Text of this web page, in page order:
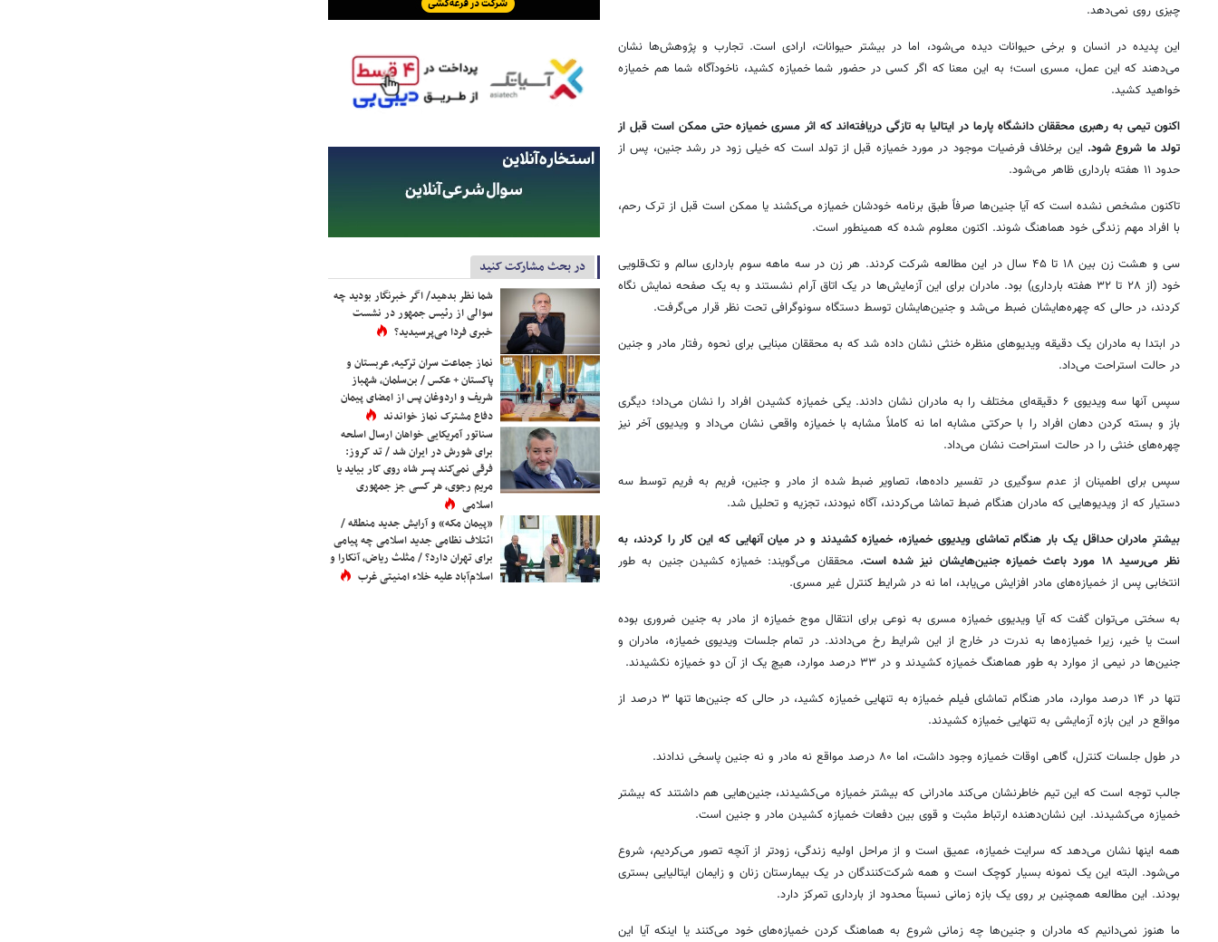
چیزی روی نمی‌دهد.
این پدیده در انسان و برخی حیوانات دیده می‌شود، اما در بیشتر حیوانات، ارادی است. تجارب و پژوهش‌ها نشان
می‌دهند که این عمل، مسری است؛ به این معنا که اگر کسی در حضور شما خمیازه کشید، ناخودآگاه شما هم خمیازه
خواهید کشید.
اکنون تیمی به رهبری محققان دانشگاه پارما در ایتالیا به تازگی دریافته‌اند که اثر مسری خمیازه حتی ممکن است قبل از
تولد ما شروع شود. این برخلاف فرضیات موجود در مورد خمیازه قبل از تولد است که خیلی زود در رشد جنین، پس از
حدود ۱۱ هفته بارداری ظاهر می‌شود.
تاکنون مشخص نشده است که آیا جنین‌ها صرفاً طبق برنامه خودشان خمیازه می‌کشند یا ممکن است قبل از ترک رحم،
با افراد مهم زندگی خود هماهنگ شوند. اکنون معلوم شده که همینطور است.
سی و هشت زن بین ۱۸ تا ۴۵ سال در این مطالعه شرکت کردند. هر زن در سه ماهه سوم بارداری سالم و تک‌قلویی
خود (از ۲۸ تا ۳۲ هفته بارداری) بود. مادران برای این آزمایش‌ها در یک اتاق آرام نشستند و به یک صفحه نمایش نگاه
کردند، در حالی که چهره‌هایشان ضبط می‌شد و جنین‌هایشان توسط دستگاه سونوگرافی تحت نظر قرار می‌گرفت.
در ابتدا به مادران یک دقیقه ویدیوهای منظره خنثی نشان داده شد که به محققان مبنایی برای نحوه رفتار مادر و جنین
در حالت استراحت می‌داد.
سپس آنها سه ویدیوی ۶ دقیقه‌ای مختلف را به مادران نشان دادند. یکی خمیازه کشیدن افراد را نشان می‌داد؛ دیگری
باز و بسته کردن دهان افراد را با حرکتی مشابه اما نه کاملاً مشابه با خمیازه واقعی نشان می‌داد و ویدیوی آخر نیز
چهره‌های خنثی را در حالت استراحت نشان می‌داد.
سپس برای اطمینان از عدم سوگیری در تفسیر داده‌ها، تصاویر ضبط‌ شده از مادر و جنین، فریم به فریم توسط سه
دستیار که از ویدیوهایی که مادران هنگام ضبط تماشا می‌کردند، آگاه نبودند، تجزیه و تحلیل شد.
بیشترِ مادران حداقل یک بار هنگام تماشای ویدیوی خمیازه، خمیازه کشیدند و در میان آنهایی که این کار را کردند، به
نظر می‌رسید ۱۸ مورد باعث خمیازه جنین‌هایشان نیز شده است.
محققان می‌گویند: خمیازه کشیدن جنین به طور
انتخابی پس از خمیازه‌های مادر افزایش می‌یابد، اما نه در شرایط کنترل غیر مسری.
به سختی می‌توان گفت که آیا ویدیوی خمیازه مسری به نوعی برای انتقال موج خمیازه از مادر به جنین ضروری بوده
است یا خیر، زیرا خمیازه‌ها به ندرت در خارج از این شرایط رخ می‌دادند. در تمام جلسات ویدیوی خمیازه، مادران و
جنین‌ها در نیمی از موارد به طور هماهنگ خمیازه کشیدند و در ۳۳ درصد موارد، هیچ یک از آن دو خمیازه نکشیدند.
تنها در ۱۴ درصد موارد، مادر هنگام تماشای فیلم خمیازه به تنهایی خمیازه کشید، در حالی که جنین‌ها تنها ۳ درصد از
مواقع در این بازه آزمایشی به تنهایی خمیازه کشیدند.
در طول جلسات کنترل، گاهی اوقات خمیازه وجود داشت، اما ۸۰ درصد مواقع نه مادر و نه جنین پاسخی ندادند.
جالب توجه است که این تیم خاطرنشان می‌کند مادرانی که بیشتر خمیازه می‌کشیدند، جنین‌هایی هم داشتند که بیشتر
خمیازه می‌کشیدند. این نشان‌دهنده‌ ارتباط مثبت و قوی بین دفعات خمیازه کشیدن مادر و جنین است.
همه‌ اینها نشان می‌دهد که سرایت خمیازه، عمیق است و از مراحل اولیه‌ زندگی، زودتر از آنچه تصور می‌کردیم، شروع
می‌شود. البته این یک نمونه‌ بسیار کوچک است و همه‌ شرکت‌کنندگان در یک بیمارستان زنان و زایمان ایتالیایی بستری
بودند. این مطالعه همچنین بر روی یک بازه زمانی نسبتاً محدود از بارداری تمرکز دارد.
ما هنوز نمی‌دانیم که مادران و جنین‌ها چه زمانی شروع به هماهنگ کردن خمیازه‌های خود می‌کنند یا اینکه آیا این
در بحث مشارکت کنید
شما نظر بدهید/ اگر خبرنگار بودید چه
سوالی از رئیس جمهور در نشست
خبری فردا می‌پرسیدید؟
نماز جماعت سران ترکیه، عربستان و
پاکستان + عکس / بن‌سلمان، شهباز
شریف و اردوغان پس از امضای پیمان
دفاع مشترک نماز خواندند
سناتور آمریکایی خواهان ارسال اسلحه
برای شورش در ایران شد / تد کروز:
فرقی نمی‌کند پسر شاه روی کار بیاید یا
مریم رجوی، هر کسی جز جمهوری
اسلامی
«پیمان مکه» و آرایش جدید منطقه /
ائتلاف نظامی جدید اسلامی چه پیامی
برای تهران دارد؟ / مثلث ریاض، آنکارا و
اسلام‌آباد علیه خلاء امنیتی غرب